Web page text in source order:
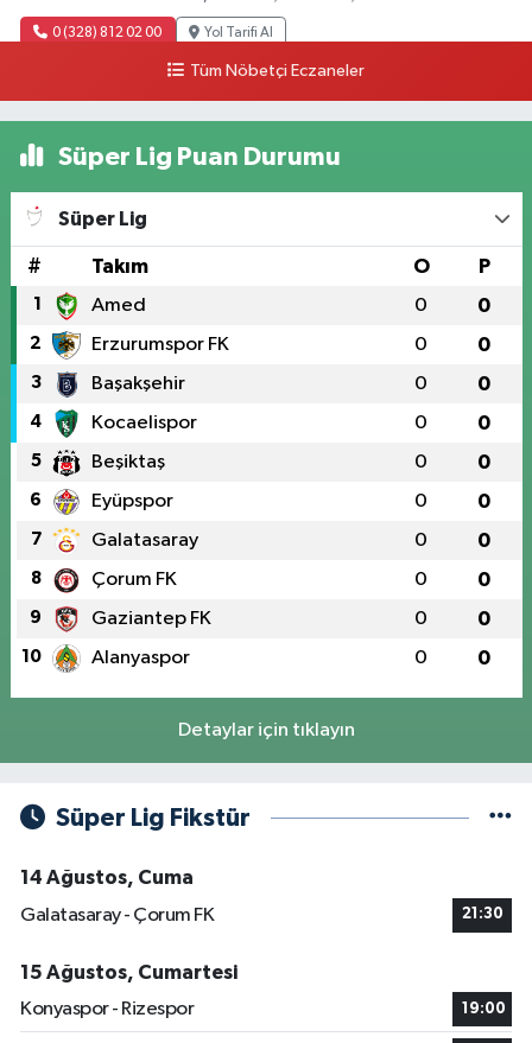
0 (328) 812 02 00 Yol Tarifi Al
Tüm Nöbetçi Eczaneler
Süper Lig Puan Durumu
Süper Lig
# Takım O P
1 Amed 0 0
2 Erzurumspor FK 0 0
3 Başakşehir 0 0
4 Kocaelispor 0 0
5 Beşiktaş 0 0
6 Eyüpspor 0 0
7 Galatasaray 0 0
8 Çorum FK 0 0
9 Gaziantep FK 0 0
10 Alanyaspor 0 0
Detaylar için tıklayın
Süper Lig Fikstür
14 Ağustos, Cuma
Galatasaray - Çorum FK
21:30
15 Ağustos, Cumartesi
Konyaspor - Rizespor
19:00